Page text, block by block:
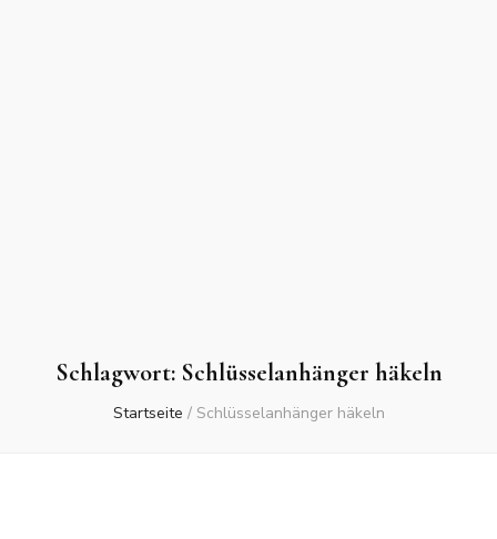
Schlagwort: Schlüsselanhänger häkeln
Startseite / Schlüsselanhänger häkeln